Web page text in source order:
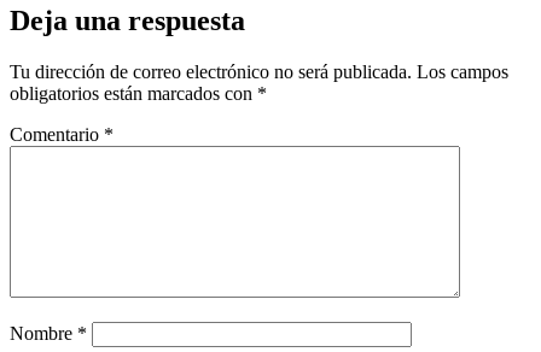
Deja una respuesta
Tu dirección de correo electrónico no será publicada. Los campos
obligatorios están marcados con *
Comentario *
Nombre *